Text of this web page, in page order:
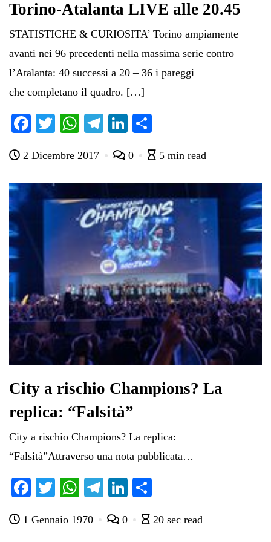
Torino-Atalanta LIVE alle 20.45
STATISTICHE & CURIOSITA’ Torino ampiamente
avanti nei 96 precedenti nella massima serie contro
l’Atalanta: 40 successi a 20 – 36 i pareggi
che completano il quadro. […]
Fa
bo
ok
T
tte
r
W
ts
A
pp
Te
gr
a
m
Li
ed
In
di
vi
di
2 Dicembre 2017 0 5 min read
City a rischio Champions? La
replica: “Falsità”
City a rischio Champions? La replica:
“Falsità”Attraverso una nota pubblicata…
Fa
bo
T
tte
W
ts
Te
gr
Li
ed di
1 Gennaio 1970 0 20 sec read